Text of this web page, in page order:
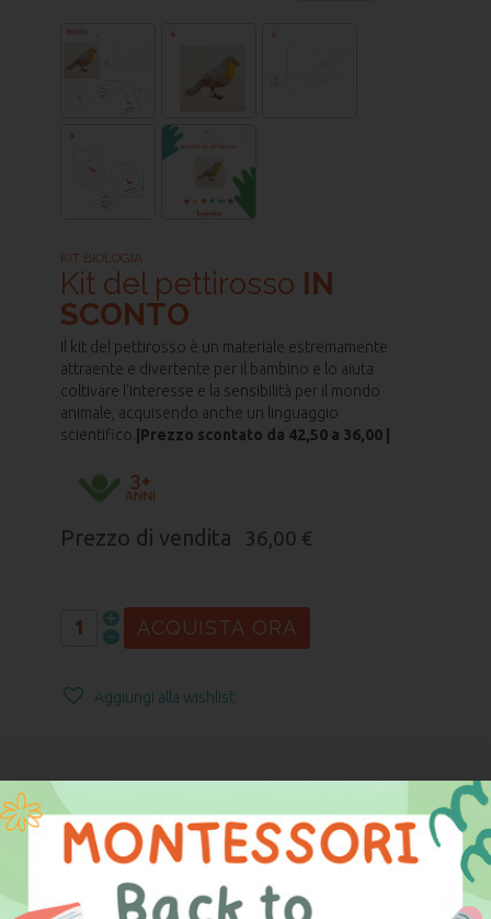
KIT BIOLOGIA
Kit del pettirosso IN
SCONTO
Il kit del pettirosso è un materiale estremamente
attraente e divertente per il bambino e lo aiuta
coltivare l'interesse e la sensibilità per il mondo
animale, acquisendo anche un linguaggio
scientifico. |Prezzo scontato da 42,50 a 36,00 |
Prezzo di vendita 36,00 €
Aggiungi alla wishlist
DESCRIZIONE CARATTERISTICHE TECNICHE
DICHIARAZIONE DI CONFORMITÀ
Il kit è studiato per permettere al bambino di lavorare in